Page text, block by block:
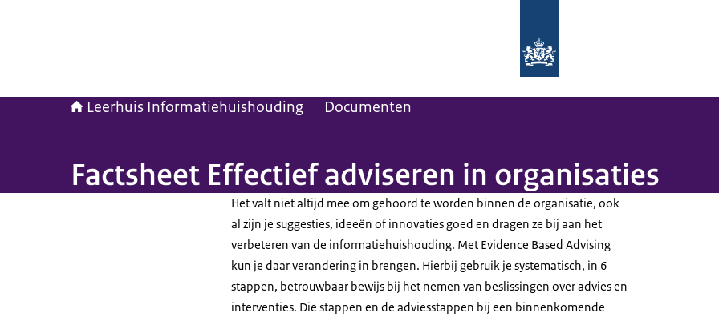
Leerhuis Informatiehuishouding Documenten
Factsheet Effectief adviseren in organisaties
Het valt niet altijd mee om gehoord te worden binnen de organisatie, ook
al zijn je suggesties, ideeën of innovaties goed en dragen ze bij aan het
verbeteren van de informatiehuishouding. Met Evidence Based Advising
kun je daar verandering in brengen. Hierbij gebruik je systematisch, in 6
stappen, betrouwbaar bewijs bij het nemen van beslissingen over advies en
interventies. Die stappen en de adviesstappen bij een binnenkomende